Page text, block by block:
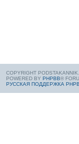
COPYRIGHT
POWERED BY PHPBB®
РУССКАЯ ПОДДЕРЖКА